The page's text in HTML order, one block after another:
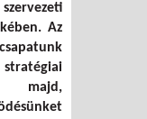
Az
majd,